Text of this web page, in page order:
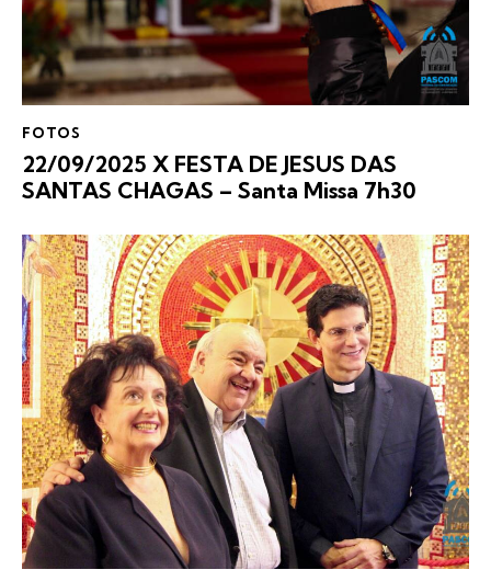
FOTOS
22/09/2025 X FESTA DE JESUS DAS
SANTAS CHAGAS – Santa Missa 7h30